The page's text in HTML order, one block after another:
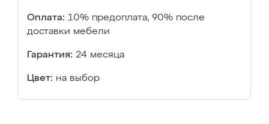
Оплата: 10% предоплата, 90% после
доставки мебели
Гарантия: 24 месяца
Цвет: на выбор